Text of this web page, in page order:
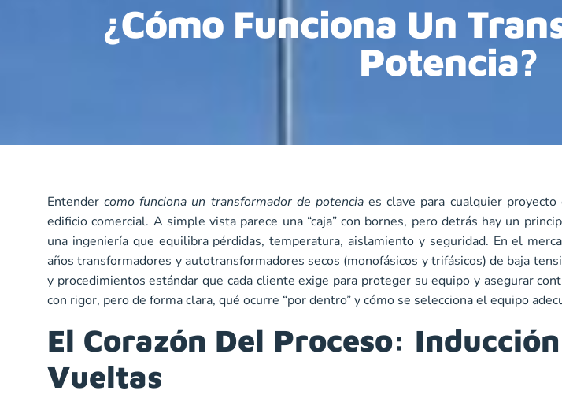
¿Cómo Funciona Un
Potencia?
Entendercomo funciona un transformador de potenciaes clave para cualquier proyecto
edificio comercial. A simple vista parece una “caja” con bornes, pero detrás hay un
una ingeniería que equilibra pérdidas, temperatura, aislamiento y seguridad. En el
años transformadores y autotransformadores secos (monofásicos y trifásicos) de baja
y procedimientos estándar que cada cliente exige para proteger su equipo y asegurar
con rigor, pero de forma clara, qué ocurre “por dentro” y cómo se selecciona el equipo
El Corazón Del Proceso:
Vueltas